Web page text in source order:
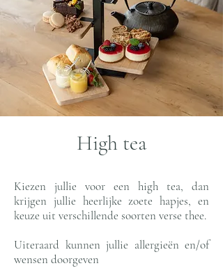
High tea
Kiezen jullie voor een high tea, dan
krijgen jullie heerlijke zoete hapjes, en
keuze uit verschillende soorten verse thee.
Uiteraard kunnen jullie allergieën en/of
wensen doorgeven